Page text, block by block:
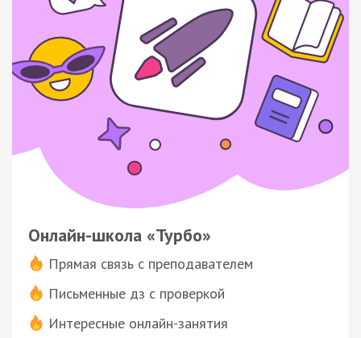
Онлайн-школа «Турбо»
Прямая связь с преподавателем
Письменные дз с проверкой
Интересные онлайн-занятия